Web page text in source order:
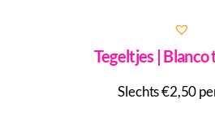
Tegeltjes |
Slechts €2,50